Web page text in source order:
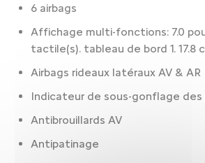
6 airbags
Affichage multi-fonctions: 7.0
tactile(s). tableau de bord 1. 17.8
Airbags rideaux latéraux AV & AR
Indicateur de sous-gonflage des
Antibrouillards AV
Antipatinage